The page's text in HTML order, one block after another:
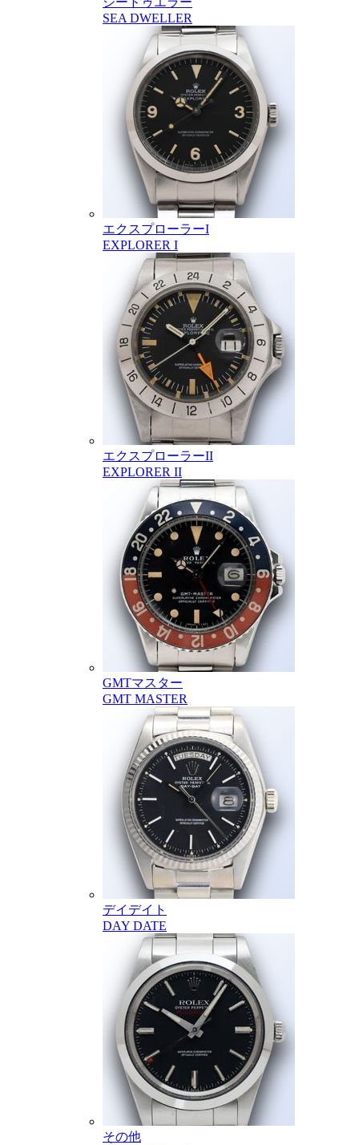
SEA DWELLER
エクスプローラーI
EXPLORER I
エクスプローラーII
EXPLORER II
GMTマスター
GMT MASTER
デイデイト
DAY DATE
その他